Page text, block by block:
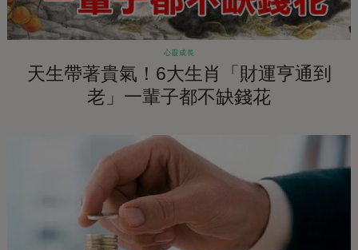
心靈成長
天生帶著貴氣！6大生肖「財運亨通到
老」一輩子都不缺錢花